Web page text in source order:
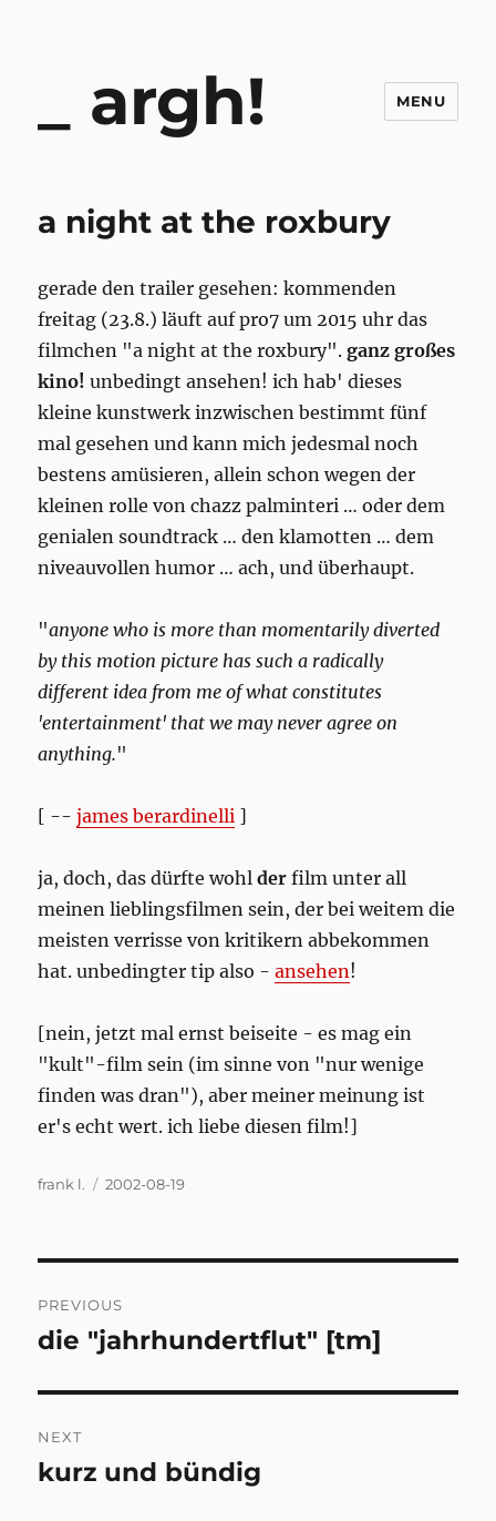
argh! MENU
a night at the roxbury
gerade den trailer gesehen: kommenden
freitag (23.8.) läuft auf pro7 um 2015 uhr das
filmchen "a night at the roxbury".ganz großes
kino! unbedingt ansehen! ich hab' dieses
kleine kunstwerk inzwischen bestimmt fünf
mal gesehen und kann mich jedesmal noch
bestens amüsieren, allein schon wegen der
kleinen rolle von chazz palminteri … oder dem
genialen soundtrack … den klamotten … dem
niveauvollen humor … ach, und überhaupt.
"anyone who is more than momentarily diverted
by this motion picture has such a radically
different idea from me of what constitutes
'entertainment' that we may never agree on
anything."
[ --james berardinelli ]
ja, doch, das dürfte wohlder film unter all
meinen lieblingsfilmen sein, der bei weitem die
meisten verrisse von kritikern abbekommen
hat. unbedingter tip also -ansehen!
[nein, jetzt mal ernst beiseite - es mag ein
"kult"-film sein (im sinne von "nur wenige
finden was dran"), aber meiner meinung ist
er's echt wert. ich liebe diesen film!]
Author
frank l.
Posted
2002-08-19
navigation
PREVIOUS
Previous
die "jahrhundertflut" [tm]
NEXT
Next
kurz und bündig